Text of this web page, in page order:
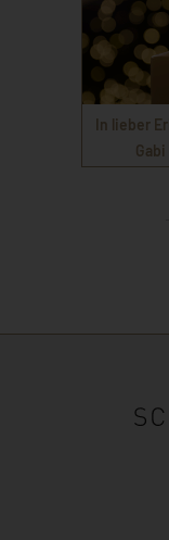
In lieber
Gabi